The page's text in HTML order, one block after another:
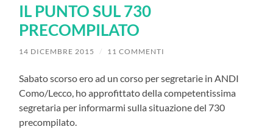
dispositivi
mobili
IL PUNTO SUL 730
PRECOMPILATO
14 DICEMBRE 2015 / 11 COMMENTI
Sabato scorso ero ad un corso per segretarie in ANDI
Como/Lecco, ho approfittato della competentissima
segretaria per informarmi sulla situazione del 730
precompilato.